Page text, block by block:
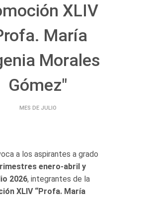
XLIV
María
Morales
Gómez"
MES DE JULIO
a los aspirantes a grado
enero-abril y
2026, integrantes de la
XLIV “Profa. María